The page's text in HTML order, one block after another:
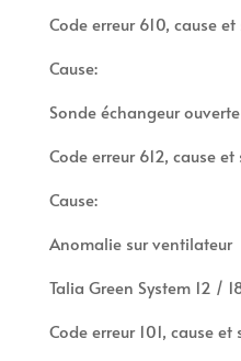
Code erreur 610, cause
Cause:
Sonde échangeur ouverte
Code erreur 612, cause
Cause:
Anomalie sur ventilateur
Talia Green System 12 /
Code erreur 101, cause et